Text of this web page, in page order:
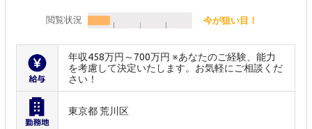
閲覧状況 今が狙い目！
年収458万円～700万円 ※あなたのご経験、能力
を考慮して決定いたします。お気軽にご相談くだ
さい！
東京都 荒川区